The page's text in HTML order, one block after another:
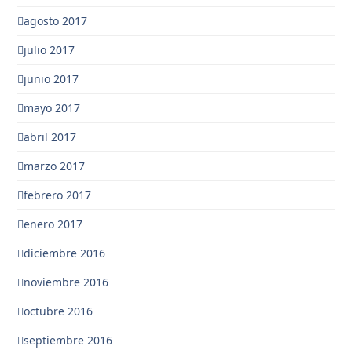
agosto 2017
julio 2017
junio 2017
mayo 2017
abril 2017
marzo 2017
febrero 2017
enero 2017
diciembre 2016
noviembre 2016
octubre 2016
septiembre 2016